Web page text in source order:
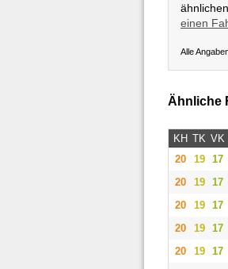
einen
Alle
Ähnliche
KH TK VK
20
19 17
20
19 17
20
19 17
20
19 17
20
19 17